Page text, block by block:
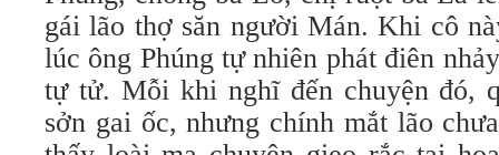
gái lão thợ săn người Mán. Khi cô
lúc ông Phúng tự nhiên phát điên
tự tử. Mỗi khi nghĩ đến chuyện đó,
sởn gai ốc, nhưng chính mắt lão